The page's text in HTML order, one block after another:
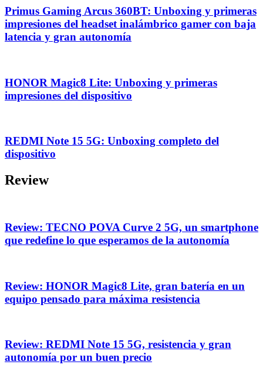
Primus Gaming Arcus 360BT: Unboxing y primeras
impresiones del headset inalámbrico gamer con baja
latencia y gran autonomía
HONOR Magic8 Lite: Unboxing y primeras
impresiones del dispositivo
REDMI Note 15 5G: Unboxing completo del
dispositivo
Review
Review: TECNO POVA Curve 2 5G, un smartphone
que redefine lo que esperamos de la autonomía
Review: HONOR Magic8 Lite, gran batería en un
equipo pensado para máxima resistencia
Review: REDMI Note 15 5G, resistencia y gran
autonomía por un buen precio